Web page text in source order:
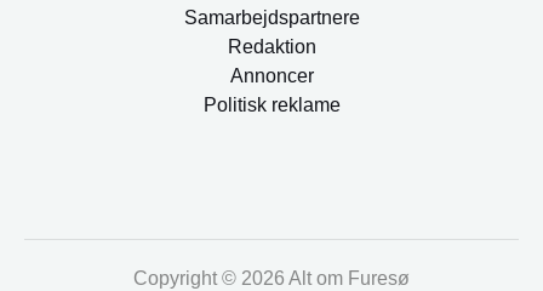
Samarbejdspartnere
Redaktion
Annoncer
Politisk reklame
Copyright © 2026 Alt om Furesø